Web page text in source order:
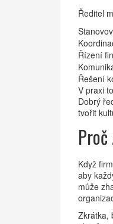
Ředitel
Řízení
Řešení
V praxi
Dobrý
tvořit
Když
aby
může
Zkrátka,